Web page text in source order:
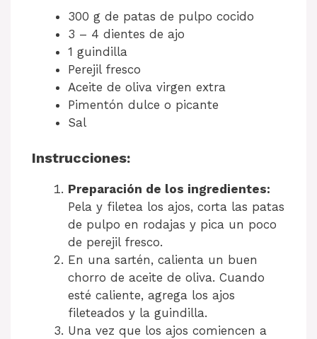
300 g de patas de pulpo cocido
3 – 4 dientes de ajo
1 guindilla
Perejil fresco
Aceite de oliva virgen extra
Pimentón dulce o picante
Sal
Instrucciones:
Preparación de los ingredientes:
Pela y filetea los ajos, corta las patas
de pulpo en rodajas y pica un poco
de perejil fresco.
En una sartén, calienta un buen
chorro de aceite de oliva. Cuando
esté caliente, agrega los ajos
fileteados y la guindilla.
Una vez que los ajos comiencen a